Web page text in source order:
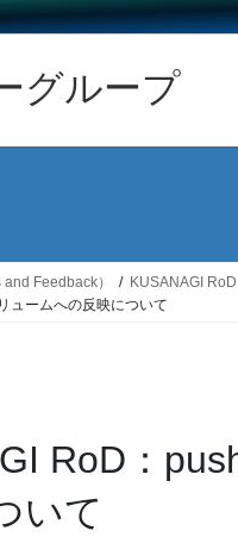
グループ
Feedback）
KUSANAGI
ュームへの反映について
RoD：
いて